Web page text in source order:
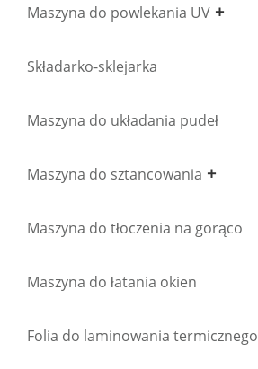
Maszyna do powlekania UV
Składarko-sklejarka
Maszyna do układania pudeł
Maszyna do sztancowania
Maszyna do tłoczenia na gorąco
Maszyna do łatania okien
Folia do laminowania termicznego